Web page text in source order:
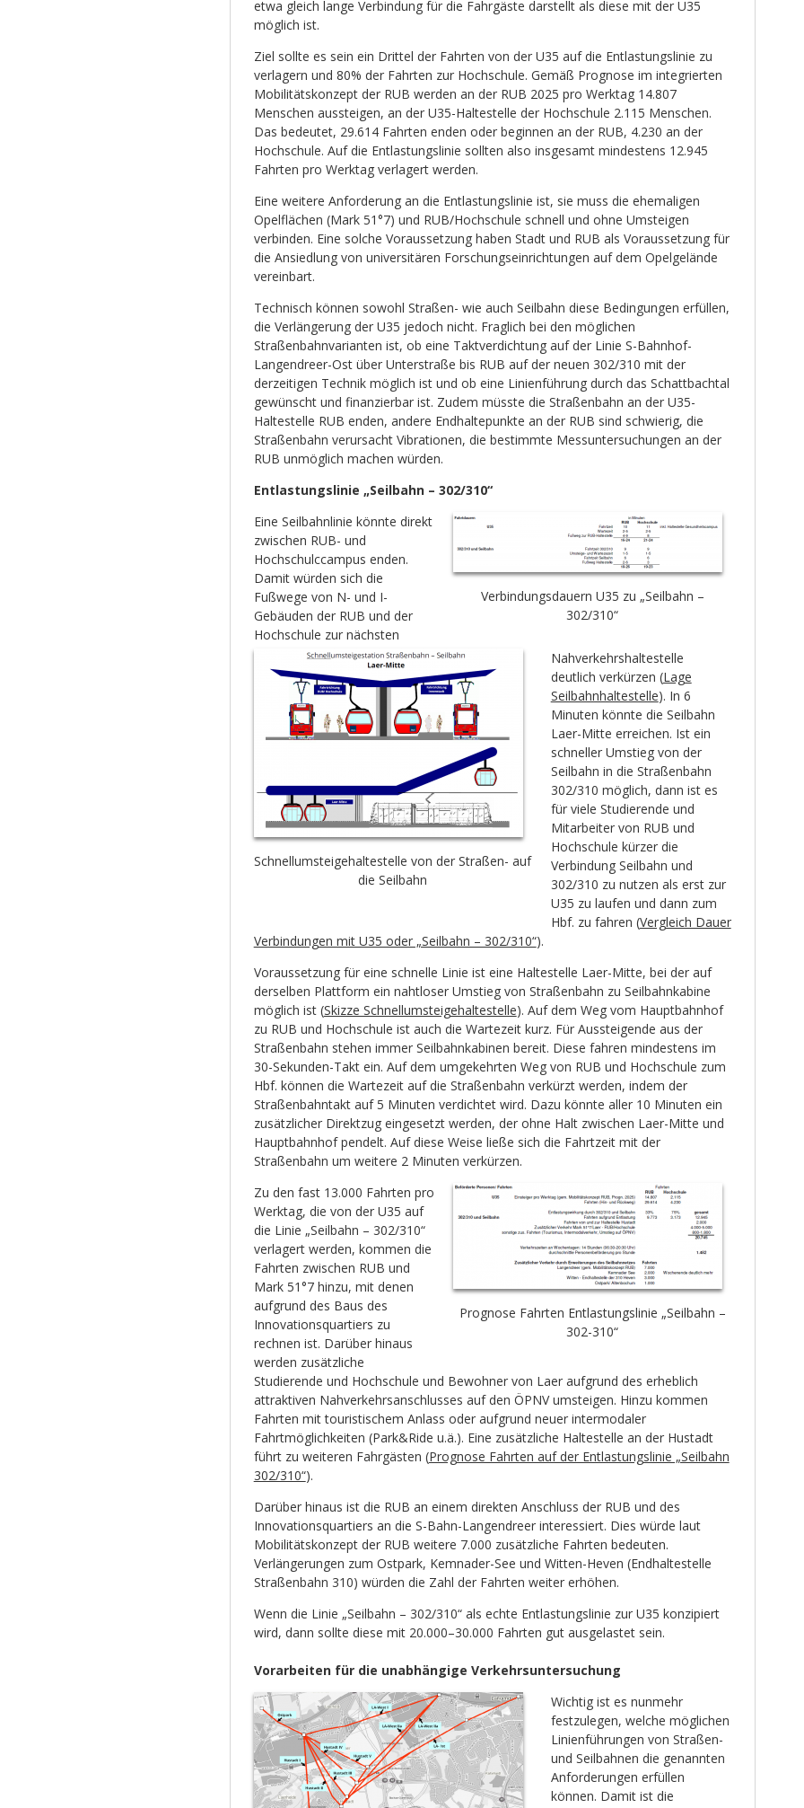
etwa gleich lange Verbindung für die Fahrgäste darstellt als diese mit der U35
möglich ist.
Ziel sollte es sein ein Drittel der Fahrten von der U35 auf die Entlastungslinie zu
verlagern und 80% der Fahrten zur Hochschule. Gemäß Prognose im integrierten
Mobilitätskonzept der RUB werden an der RUB 2025 pro Werktag 14.807
Menschen aussteigen, an der U35-Haltestelle der Hochschule 2.115 Menschen.
Das bedeutet, 29.614 Fahrten enden oder beginnen an der RUB, 4.230 an der
Hochschule. Auf die Entlastungslinie sollten also insgesamt mindestens 12.945
Fahrten pro Werktag verlagert werden.
Eine weitere Anforderung an die Entlastungslinie ist, sie muss die ehemaligen
Opelflächen (Mark 51°7) und RUB/Hochschule schnell und ohne Umsteigen
verbinden. Eine solche Voraussetzung haben Stadt und RUB als Voraussetzung für
die Ansiedlung von universitären Forschungseinrichtungen auf dem Opelgelände
vereinbart.
Technisch können sowohl Straßen- wie auch Seilbahn diese Bedingungen erfüllen,
die Verlängerung der U35 jedoch nicht. Fraglich bei den möglichen
Straßenbahnvarianten ist, ob eine Taktverdichtung auf der Linie S-Bahnhof-
Langendreer-Ost über Unterstraße bis RUB auf der neuen 302/310 mit der
derzeitigen Technik möglich ist und ob eine Linienführung durch das Schattbachtal
gewünscht und finanzierbar ist. Zudem müsste die Straßenbahn an der U35-
Haltestelle RUB enden, andere Endhaltepunkte an der RUB sind schwierig, die
Straßenbahn verursacht Vibrationen, die bestimmte Messuntersuchungen an der
RUB unmöglich machen würden.
Entlastungslinie „Seilbahn – 302/310“
Verbindungsdauern U35 zu „Seilbahn –
302/310“
Schnellumsteigehaltestelle von der Straßen- auf
die Seilbahn
Eine Seilbahnlinie könnte direkt
zwischen RUB- und
Hochschulccampus enden.
Damit würden sich die
Fußwege von N- und I-
Gebäuden der RUB und der
Hochschule zur nächsten
Nahverkehrshaltestelle
deutlich verkürzen (Lage
Seilbahnhaltestelle). In 6
Minuten könnte die Seilbahn
Laer-Mitte erreichen. Ist ein
schneller Umstieg von der
Seilbahn in die Straßenbahn
302/310 möglich, dann ist es
für viele Studierende und
Mitarbeiter von RUB und
Hochschule kürzer die
Verbindung Seilbahn und
302/310 zu nutzen als erst zur
U35 zu laufen und dann zum
Hbf. zu fahren (Vergleich Dauer
Verbindungen mit U35 oder „Seilbahn – 302/310“).
Voraussetzung für eine schnelle Linie ist eine Haltestelle Laer-Mitte, bei der auf
derselben Plattform ein nahtloser Umstieg von Straßenbahn zu Seilbahnkabine
möglich ist (Skizze Schnellumsteigehaltestelle). Auf dem Weg vom Hauptbahnhof
zu RUB und Hochschule ist auch die Wartezeit kurz. Für Aussteigende aus der
Straßenbahn stehen immer Seilbahnkabinen bereit. Diese fahren mindestens im
30-Sekunden-Takt ein. Auf dem umgekehrten Weg von RUB und Hochschule zum
Hbf. können die Wartezeit auf die Straßenbahn verkürzt werden, indem der
Straßenbahntakt auf 5 Minuten verdichtet wird. Dazu könnte aller 10 Minuten ein
zusätzlicher Direktzug eingesetzt werden, der ohne Halt zwischen Laer-Mitte und
Hauptbahnhof pendelt. Auf diese Weise ließe sich die Fahrtzeit mit der
Straßenbahn um weitere 2 Minuten verkürzen.
Prognose Fahrten Entlastungslinie „Seilbahn –
302-310“
Zu den fast 13.000 Fahrten pro
Werktag, die von der U35 auf
die Linie „Seilbahn – 302/310“
verlagert werden, kommen die
Fahrten zwischen RUB und
Mark 51°7 hinzu, mit denen
aufgrund des Baus des
Innovationsquartiers zu
rechnen ist. Darüber hinaus
werden zusätzliche
Studierende und Hochschule und Bewohner von Laer aufgrund des erheblich
attraktiven Nahverkehrsanschlusses auf den ÖPNV umsteigen. Hinzu kommen
Fahrten mit touristischem Anlass oder aufgrund neuer intermodaler
Fahrtmöglichkeiten (Park&Ride u.ä.). Eine zusätzliche Haltestelle an der Hustadt
führt zu weiteren Fahrgästen (Prognose Fahrten auf der Entlastungslinie „Seilbahn
302/310“).
Darüber hinaus ist die RUB an einem direkten Anschluss der RUB und des
Innovationsquartiers an die S-Bahn-Langendreer interessiert. Dies würde laut
Mobilitätskonzept der RUB weitere 7.000 zusätzliche Fahrten bedeuten.
Verlängerungen zum Ostpark, Kemnader-See und Witten-Heven (Endhaltestelle
Straßenbahn 310) würden die Zahl der Fahrten weiter erhöhen.
Wenn die Linie „Seilbahn – 302/310“ als echte Entlastungslinie zur U35 konzipiert
wird, dann sollte diese mit 20.000–30.000 Fahrten gut ausgelastet sein.
Vorarbeiten für die unabhängige Verkehrsuntersuchung
Wichtig ist es nunmehr
festzulegen, welche möglichen
Linienführungen von Straßen-
und Seilbahnen die genannten
Anforderungen erfüllen
können. Damit ist die